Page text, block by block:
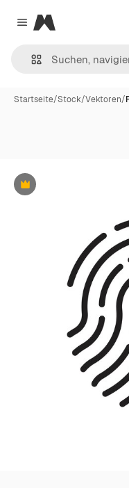
Close menu
Magnific
Startseite/Stock/Vektoren/
Premium